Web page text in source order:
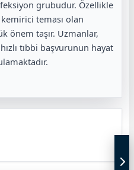
grubudur. Özellikle
teması olan
önem taşır. Uzmanlar,
tıbbi başvurunun hayat